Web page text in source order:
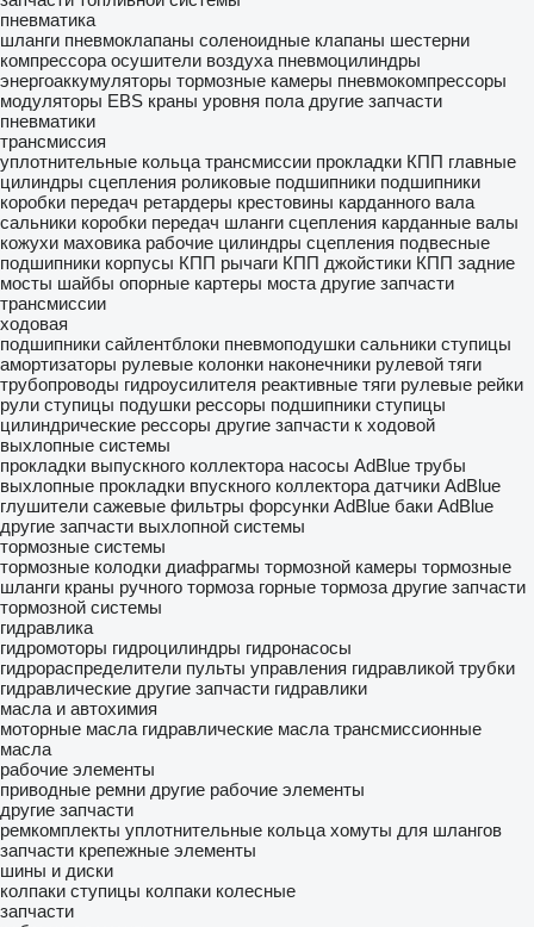
пневматика
шланги пневмоклапаны соленоидные клапаны шестерни
компрессора осушители воздуха пневмоцилиндры
энергоаккумуляторы тормозные камеры пневмокомпрессоры
модуляторы EBS краны уровня пола другие запчасти
пневматики
трансмиссия
уплотнительные кольца трансмиссии прокладки КПП главные
цилиндры сцепления роликовые подшипники подшипники
коробки передач ретардеры крестовины карданного вала
сальники коробки передач шланги сцепления карданные валы
кожухи маховика рабочие цилиндры сцепления подвесные
подшипники корпусы КПП рычаги КПП джойстики КПП задние
мосты шайбы опорные картеры моста другие запчасти
трансмиссии
ходовая
подшипники сайлентблоки пневмоподушки сальники ступицы
амортизаторы рулевые колонки наконечники рулевой тяги
трубопроводы гидроусилителя реактивные тяги рулевые рейки
рули ступицы подушки рессоры подшипники ступицы
цилиндрические рессоры другие запчасти к ходовой
выхлопные системы
прокладки выпускного коллектора насосы AdBlue трубы
выхлопные прокладки впускного коллектора датчики AdBlue
глушители сажевые фильтры форсунки AdBlue баки AdBlue
другие запчасти выхлопной системы
тормозные системы
тормозные колодки диафрагмы тормозной камеры тормозные
шланги краны ручного тормоза горные тормоза другие запчасти
тормозной системы
гидравлика
гидромоторы гидроцилиндры гидронасосы
гидрораспределители пульты управления гидравликой трубки
гидравлические другие запчасти гидравлики
масла и автохимия
моторные масла гидравлические масла трансмиссионные
масла
рабочие элементы
приводные ремни другие рабочие элементы
другие запчасти
ремкомплекты уплотнительные кольца хомуты для шлангов
запчасти крепежные элементы
шины и диски
колпаки ступицы колпаки колесные
запчасти